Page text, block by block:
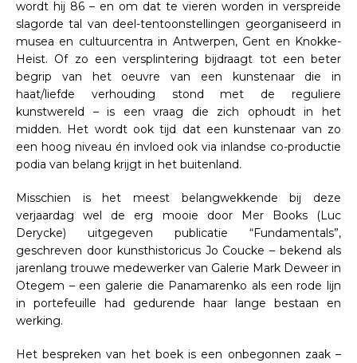
wordt hij 86 – en om dat te vieren worden in verspreide
slagorde tal van deel-tentoonstellingen georganiseerd in
musea en cultuurcentra in Antwerpen, Gent en Knokke-
Heist. Of zo een versplintering bijdraagt tot een beter
begrip van het oeuvre van een kunstenaar die in
haat/liefde verhouding stond met de reguliere
kunstwereld – is een vraag die zich ophoudt in het
midden. Het wordt ook tijd dat een kunstenaar van zo
een hoog niveau én invloed ook via inlandse co-productie
podia van belang krijgt in het buitenland.
Misschien is het meest belangwekkende bij deze
verjaardag wel de erg mooie door Mer Books (Luc
Derycke) uitgegeven publicatie “Fundamentals”,
geschreven door kunsthistoricus Jo Coucke – bekend als
jarenlang trouwe medewerker van Galerie Mark Deweer in
Otegem – een galerie die Panamarenko als een rode lijn
in portefeuille had gedurende haar lange bestaan en
werking.
Het bespreken van het boek is een onbegonnen zaak –